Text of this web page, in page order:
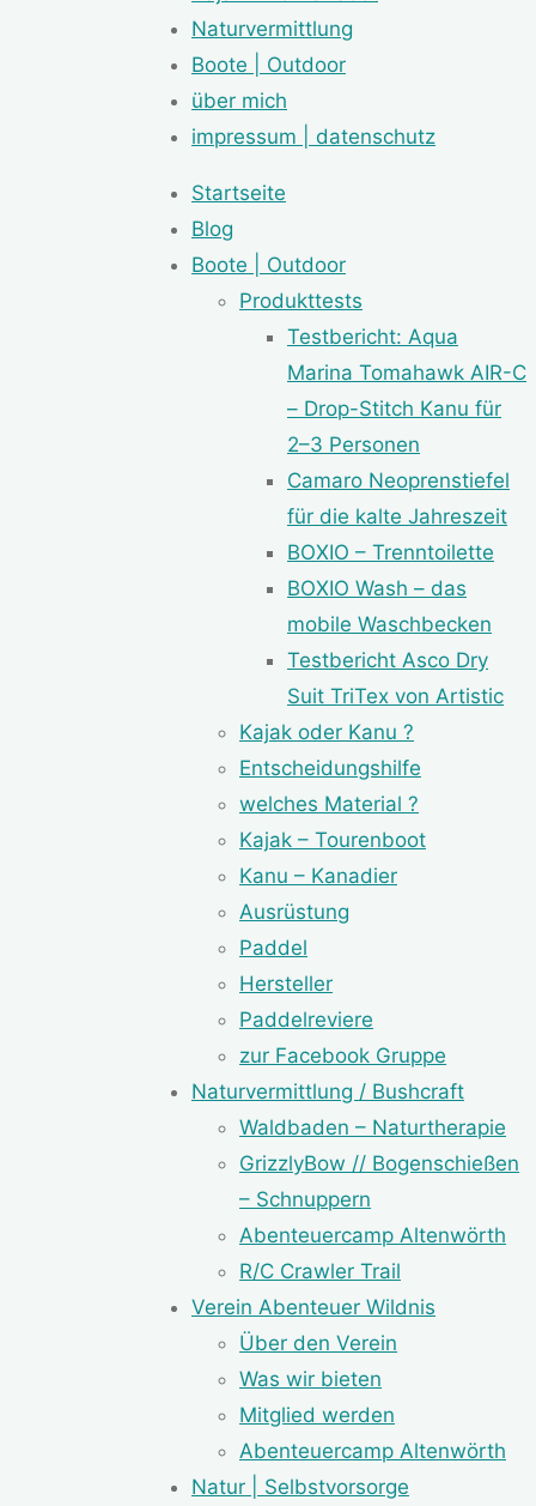
Naturvermittlung
Boote | Outdoor
über mich
impressum | datenschutz
Startseite
Blog
Boote | Outdoor
Produkttests
Testbericht: Aqua
Marina Tomahawk AIR-C
– Drop-Stitch Kanu für
2–3 Personen
Camaro Neoprenstiefel
für die kalte Jahreszeit
BOXIO – Trenntoilette
BOXIO Wash – das
mobile Waschbecken
Testbericht Asco Dry
Suit TriTex von Artistic
Kajak oder Kanu ?
Entscheidungshilfe
welches Material ?
Kajak – Tourenboot
Kanu – Kanadier
Ausrüstung
Paddel
Hersteller
Paddelreviere
zur Facebook Gruppe
Naturvermittlung / Bushcraft
Waldbaden – Naturtherapie
GrizzlyBow // Bogenschießen
– Schnuppern
Abenteuercamp Altenwörth
R/C Crawler Trail
Verein Abenteuer Wildnis
Über den Verein
Was wir bieten
Mitglied werden
Abenteuercamp Altenwörth
Natur | Selbstvorsorge